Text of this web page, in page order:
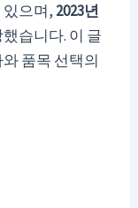
있으며, 2023년
습니다. 이 글
품목 선택의